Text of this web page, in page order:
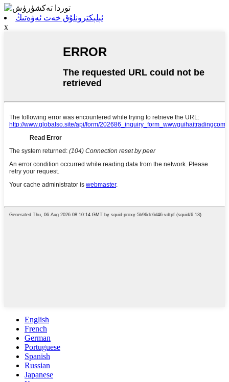
ئېلېكترونلۇق خەت ئەۋەتىڭ
x
English
French
German
Portuguese
Spanish
Russian
Japanese